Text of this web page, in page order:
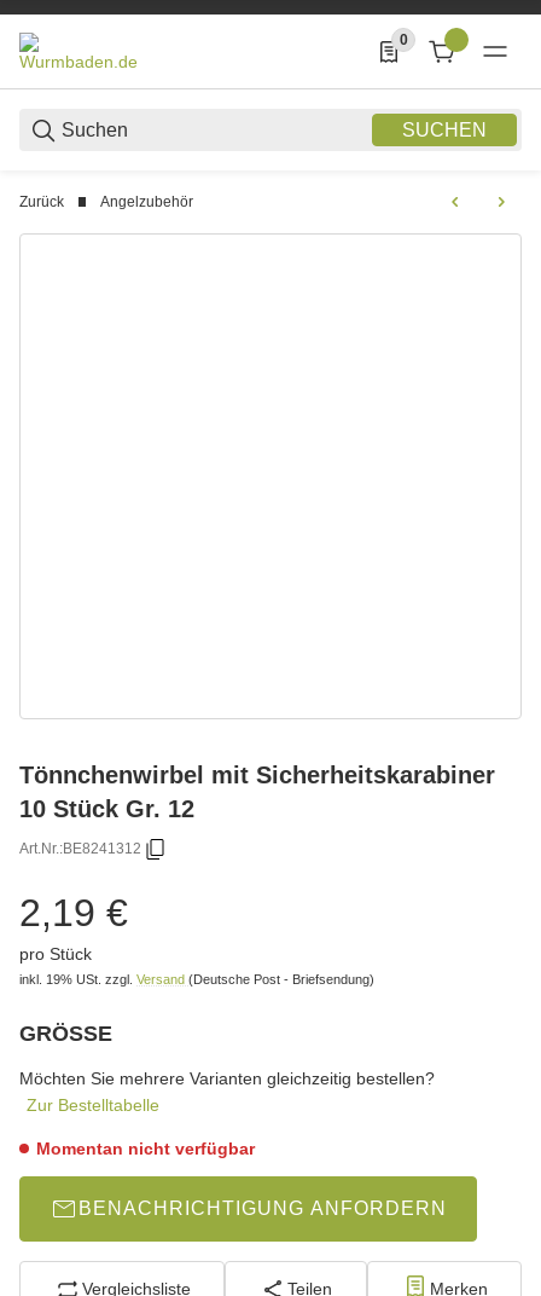
SUCHEN
0
0 Produkte in der
Zurück Angelzubehör
Tönnchenwirbel mit Sicherheitskarabiner
10 Stück Gr. 12
Art.Nr.:BE8241312
2,19 €
pro Stück
inkl. 19% USt. zzgl. Versand (Deutsche Post - Briefsendung)
GRÖSSE
Möchten Sie mehrere Varianten gleichzeitig bestellen?
Zur Bestelltabelle
Momentan nicht verfügbar
BENACHRICHTIGUNG ANFORDERN
Vergleichsliste Teilen Merken